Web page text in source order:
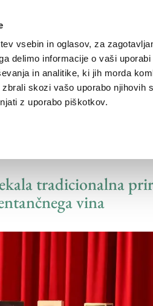
vsebin in oglasov, za
delimo informacije o vaši
in analitike, ki jih morda
skozi vašo uporabo njihovih
z uporabo piškotkov.
TRŽAŠKA GORIŠKA
zemlje in
tradicionalna
vina